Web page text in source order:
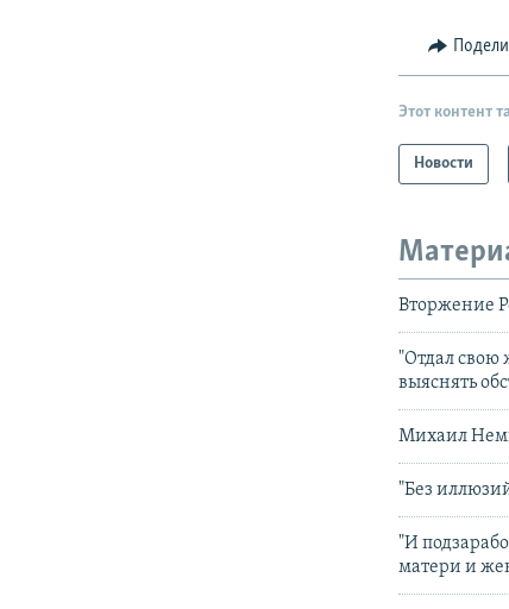
Этот контент
Новости
Вторжение
"Отдал свою
выяснять
Михаил
"Без
"И
матери и